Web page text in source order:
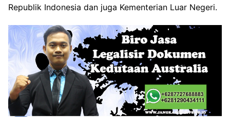
Republik Indonesia dan juga Kementerian Luar Negeri.